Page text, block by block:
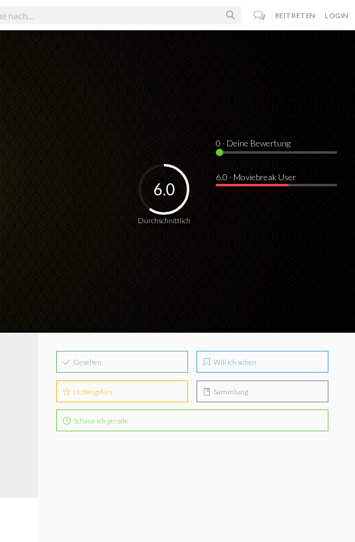
BEITRETEN LOGIN
Durchschnittlich
6.0
0 · Deine Bewertung
6.0 · Moviebreak User
Gesehen Will ich sehen
Lieblingsfilm Sammlung
Schaue ich gerade